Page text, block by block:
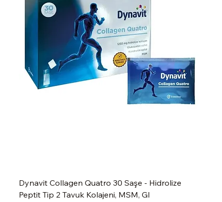
Dynavit Collagen Quatro 30 Saşe - Hidrolize
Peptit Tip 2 Tavuk Kolajeni, MSM, Gl